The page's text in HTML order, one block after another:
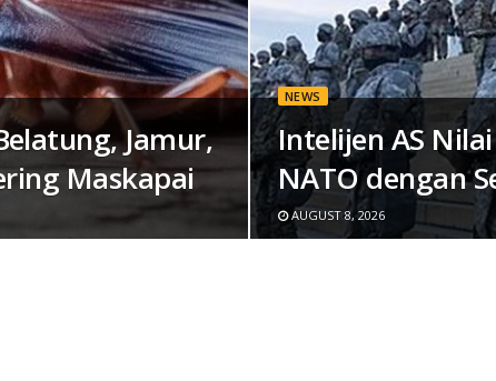
Jamur,
Maskapai
NEWS
Intelijen AS
NATO dengan
AUGUST 8, 2026